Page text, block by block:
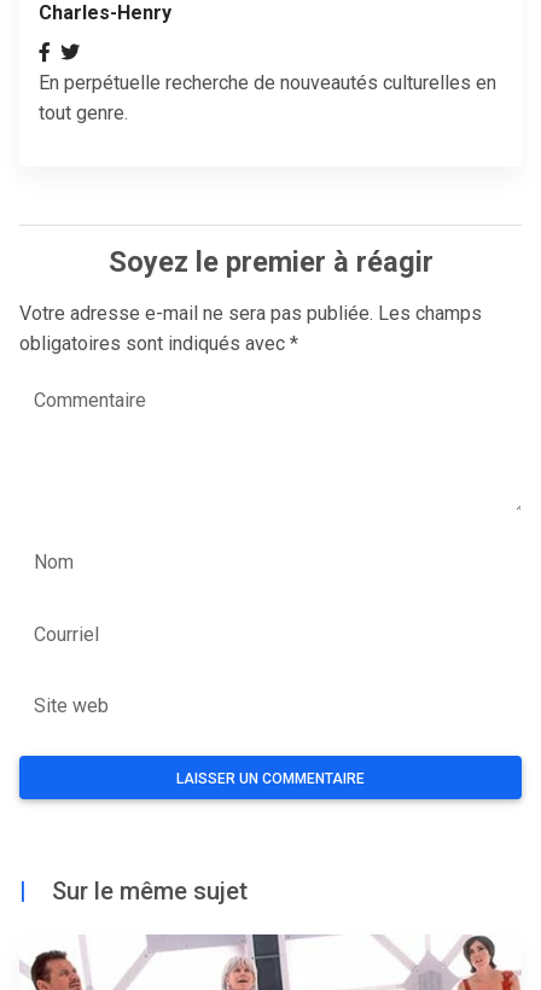
Charles-Henry
En perpétuelle recherche de nouveautés culturelles en
tout genre.
Soyez le premier à réagir
Votre adresse e-mail ne sera pas publiée. Les champs
obligatoires sont indiqués avec *
Commentaire
Nom
Courriel
Site web
| Sur le même sujet